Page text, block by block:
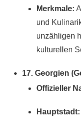
Merkmale:
und
unzähligen
kulturellen
17. Georgien
Offizieller
Hauptstadt: